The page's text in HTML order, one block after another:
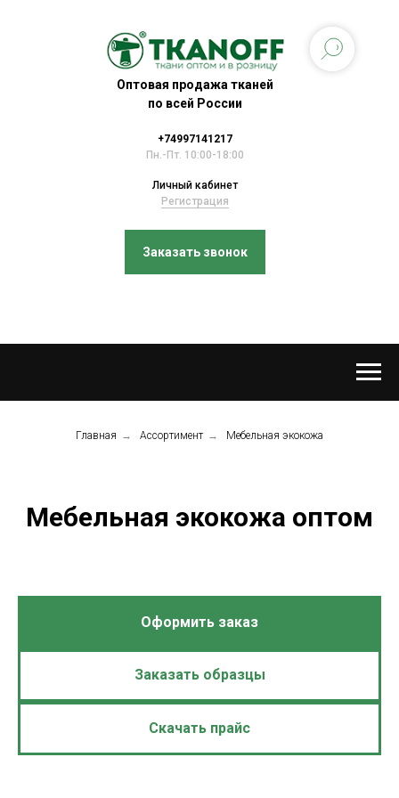
Оптовая продажа тканей
по всей России
+74997141217
Пн.-Пт. 10:00-18:00
Личный кабинет
Регистрация
Заказать звонок
Главная → Ассортимент → Мебельная экокожа
Мебельная экокожа оптом
Оформить заказ
Заказать образцы
Скачать прайс